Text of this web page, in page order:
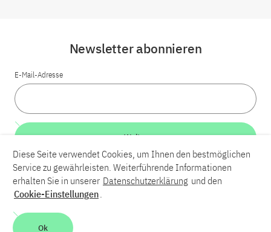
LinkedInBlueskyYouTube
Kontakt
Barrierefreiheit
Newsletter abonnieren
E-Mail-Adresse
Weiter
Diese Seite verwendet Cookies, um Ihnen den bestmöglichen
Service zu gewährleisten. Weiterführende Informationen
erhalten Sie in unserer Datenschutzerklärung und den
Cookie-Einstellungen.
Ok